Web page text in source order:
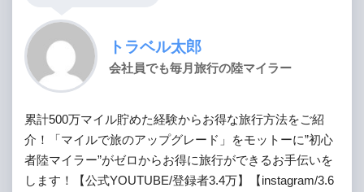
トラベル太郎
会社員でも毎月旅行の陸マイラー
累計500万マイル貯めた経験からお得な旅行方法をご紹
介！「マイルで旅のアップグレード」をモットーに”初心
者陸マイラー”がゼロからお得に旅行ができるお手伝いを
します！【公式YOUTUBE/登録者3.4万】【instagram/3.6